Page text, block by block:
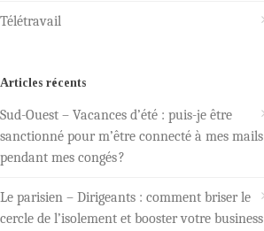
Télétravail
Articles récents
Sud-Ouest – Vacances d’été : puis-je être
sanctionné pour m’être connecté à mes mails
pendant mes congés ?
Le parisien – Dirigeants : comment briser le
cercle de l’isolement et booster votre business